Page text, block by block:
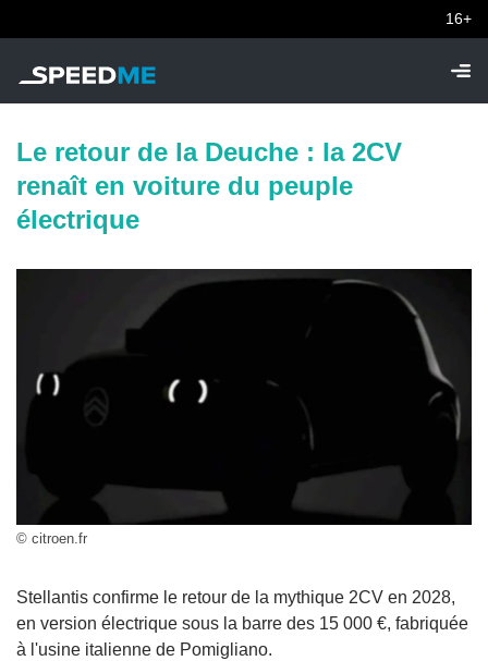
16+
Le retour de la Deuche : la 2CV
renaît en voiture du peuple
électrique
© citroen.fr
Stellantis confirme le retour de la mythique 2CV en 2028,
en version électrique sous la barre des 15 000 €, fabriquée
à l'usine italienne de Pomigliano.